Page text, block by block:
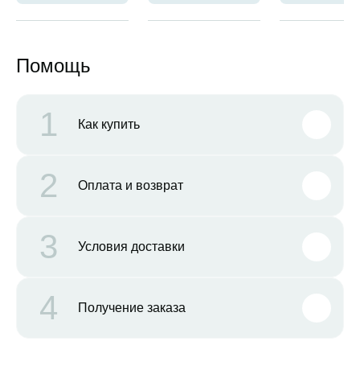
Помощь
1 Как купить
2 Оплата и возврат
3 Условия доставки
4 Получение заказа